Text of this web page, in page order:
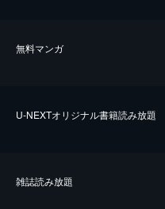
無料マンガ
U-NEXTオリジナル書籍読み放題
雑誌読み放題